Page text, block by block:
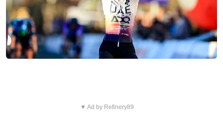
▼ Ad by Refinery89